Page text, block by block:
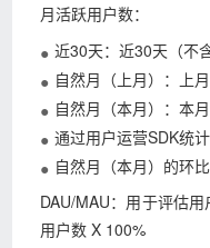
月活跃用户数：
近30天：近30天（不
自然月（上月）：上
自然月（本月）：本
通过用户运营SDK统计
自然月（本月）的环
DAU/MAU：用于评估
用户数 X 100%